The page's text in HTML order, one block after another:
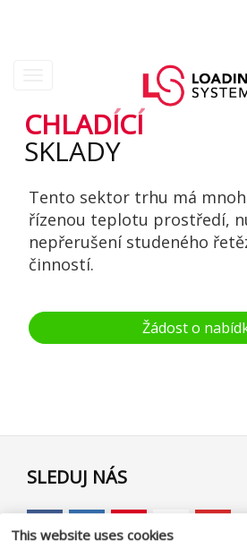
This website uses cookies
User
menu
CHLADÍCÍ
SKLADY
Tento sektor trhu má
řízenou teplotu prostředí,
nepřerušení studeného
činností.
Žádost o
SLEDUJ NÁS